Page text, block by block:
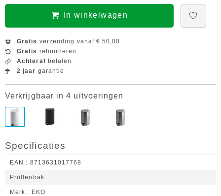
In winkelwagen
Gratis verzending vanaf € 50,00
Gratis retourneren
Achteraf betalen
2 jaar garantie
Verkrijgbaar in 4 uitvoeringen
Specificaties
EAN 8713631017768
Prullenbak
Merk EKO